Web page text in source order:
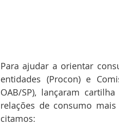
Para ajudar a orientar
entidades (Procon) e
OAB/SP), lançaram
relações de consumo
citamos: